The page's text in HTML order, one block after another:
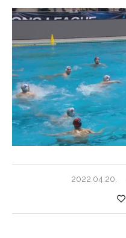
2022.04.20.